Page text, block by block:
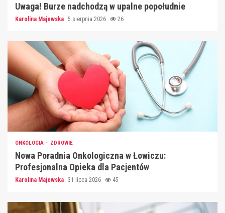
Uwaga! Burze nadchodzą w upalne popołudnie
Karolina Majewska 5 sierpnia 2026 26
ONKOLOGIA ZDROWIE
Nowa Poradnia Onkologiczna w Łowiczu:
Profesjonalna Opieka dla Pacjentów
Karolina Majewska 31 lipca 2026 45